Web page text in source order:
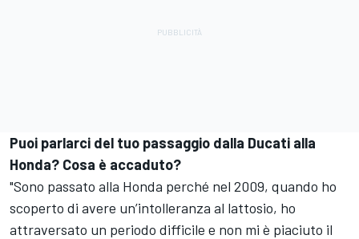
Puoi parlarci del tuo passaggio dalla Ducati alla
Honda? Cosa è accaduto?
"Sono passato alla Honda perché nel 2009, quando ho
scoperto di avere un’intolleranza al lattosio, ho
attraversato un periodo difficile e non mi è piaciuto il